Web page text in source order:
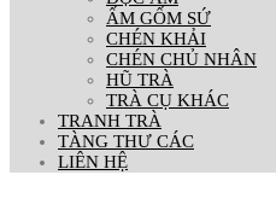
ẤM GỐM SỨ
CHÉN KHẢI
CHÉN CHỦ NHÂN
HŨ TRÀ
TRÀ CỤ KHÁC
TRANH TRÀ
TÀNG THƯ CÁC
LIÊN HỆ